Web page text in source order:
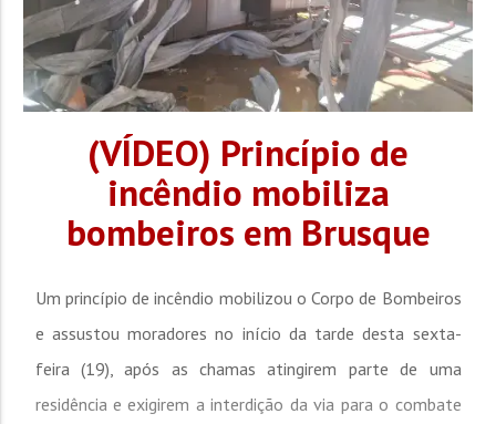
(VÍDEO) Princípio de
incêndio mobiliza
bombeiros em Brusque
Um princípio de incêndio mobilizou o Corpo de Bombeiros
e assustou moradores no início da tarde desta sexta-
feira (19), após as chamas atingirem parte de uma
residência e exigirem a interdição da via para o combate